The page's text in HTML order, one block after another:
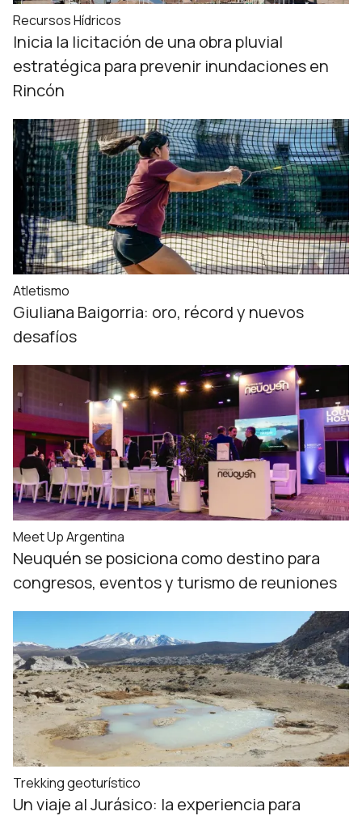
Recursos Hídricos
Inicia la licitación de una obra pluvial
estratégica para prevenir inundaciones en
Rincón
Atletismo
Giuliana Baigorria: oro, récord y nuevos
desafíos
Meet Up Argentina
Neuquén se posiciona como destino para
congresos, eventos y turismo de reuniones
Trekking geoturístico
Un viaje al Jurásico: la experiencia para